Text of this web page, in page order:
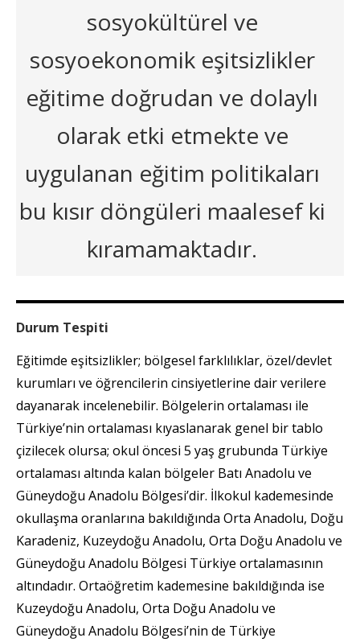
sosyokültürel ve
sosyoekonomik eşitsizlikler
eğitime doğrudan ve dolaylı
olarak etki etmekte ve
uygulanan eğitim politikaları
bu kısır döngüleri maalesef ki
kıramamaktadır.
Durum Tespiti
Eğitimde eşitsizlikler; bölgesel farklılıklar, özel/devlet
kurumları ve öğrencilerin cinsiyetlerine dair verilere
dayanarak incelenebilir. Bölgelerin ortalaması ile
Türkiye’nin ortalaması kıyaslanarak genel bir tablo
çizilecek olursa; okul öncesi 5 yaş grubunda Türkiye
ortalaması altında kalan bölgeler Batı Anadolu ve
Güneydoğu Anadolu Bölgesi’dir. İlkokul kademesinde
okullaşma oranlarına bakıldığında Orta Anadolu, Doğu
Karadeniz, Kuzeydoğu Anadolu, Orta Doğu Anadolu ve
Güneydoğu Anadolu Bölgesi Türkiye ortalamasının
altındadır. Ortaöğretim kademesine bakıldığında ise
Kuzeydoğu Anadolu, Orta Doğu Anadolu ve
Güneydoğu Anadolu Bölgesi’nin de Türkiye